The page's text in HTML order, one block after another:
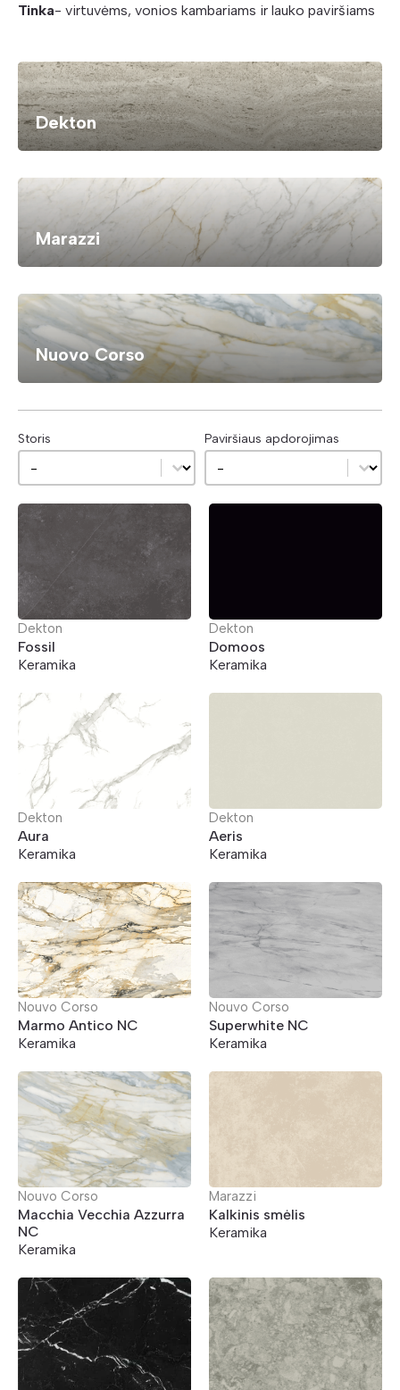
Tinka- virtuvėms, vonios kambariams ir lauko paviršiams
Dekton
Marazzi
Nuovo Corso
Storis
Paviršiaus apdorojimas
Paviršiaus apdorojimas
Dekton
Fossil
Keramika
Dekton
Domoos
Keramika
Dekton
Aura
Keramika
Dekton
Aeris
Keramika
Nouvo Corso
Marmo Antico NC
Keramika
Nouvo Corso
Superwhite NC
Keramika
Nouvo Corso
Macchia Vecchia Azzurra
NC
Keramika
Marazzi
Kalkinis smėlis
Keramika